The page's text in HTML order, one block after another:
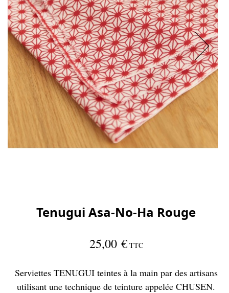
Tenugui Asa-No-Ha Rouge
25,00 € TTC
Serviettes TENUGUI teintes à la main par des artisans
utilisant une technique de teinture appelée CHUSEN.